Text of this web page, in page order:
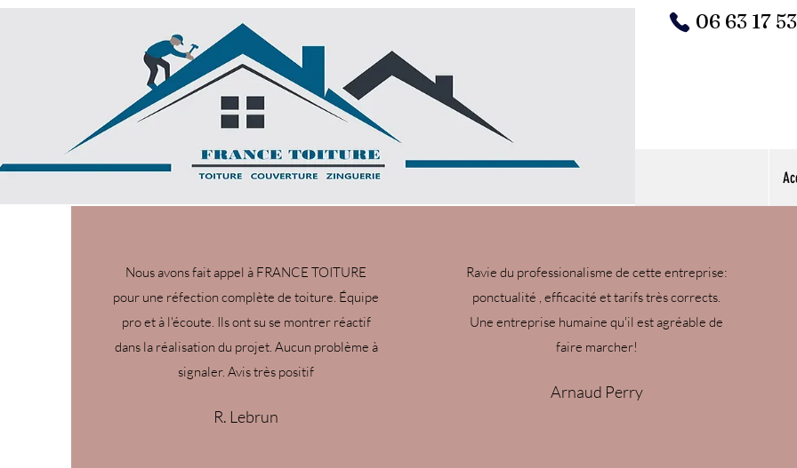
06 63 17
Nous avons fait appel à FRANCE TOITURE
pour une réfection complète de toiture. Équipe
pro et à l'écoute. Ils ont su se montrer réactif
dans la réalisation du projet. Aucun problème à
signaler. Avis très positif
R. Lebrun
Ravie du professionalisme de cette entreprise:
ponctualité , efficacité et tarifs très corrects.
Une entreprise humaine qu'il est agréable de
faire marcher!
Arnaud Perry